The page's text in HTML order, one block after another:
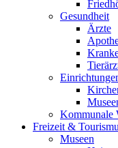
Gesundheit
Ärzte
Kommunale
Freizeit &
Museen